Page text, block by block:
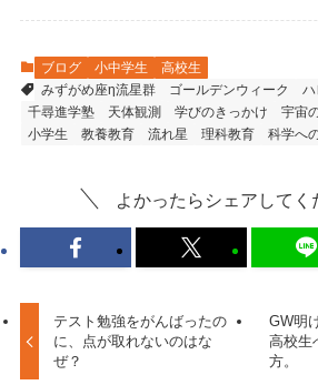
ブログ 小中学生
高校生
みずがめ座η流星群
ゴールデンウィーク ハ
千尋進学塾
天体観測 学びのきっかけ 宇宙
小学生
教養教育 流れ星 理科教育 科学へ
よかったらシェアしてく
テスト勉強をがんばったの
に、点が取れないのはな
ぜ？
GW明
高校生
方。